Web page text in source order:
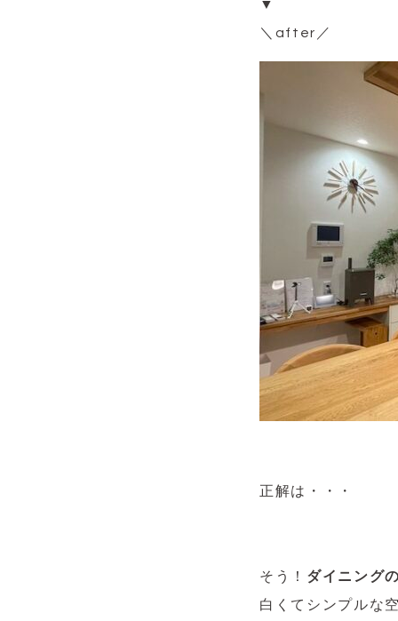
▼
＼after／
正解は・・・
そう！ ダイニング
白くてシンプルな